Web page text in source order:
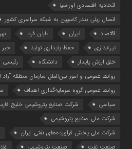
اتحادیه اقتصادی اوراسیا
اتصال ریلی بندر کاسپین به شبکه سراسری کشور
اقتصاد
ایران تابان فردا
تیراندازی
حفظ پایداری تولید خبر
خلق ارزش پایدار
دانشگاه رئیسی
روابط عمومی و امور بین‌الملل سازمان منطقه آزاد
روابط عمومی گروه سرمایه‌گذاری اهداف
سیاسی
شرکت صنایع پتروشیمی خلیج
شرکت ملی صنایع پتروشیمی
شرکت ملی پخش فرآورده‌های نفتی ایران
صنعت نفت
صنعت پتروشیمی